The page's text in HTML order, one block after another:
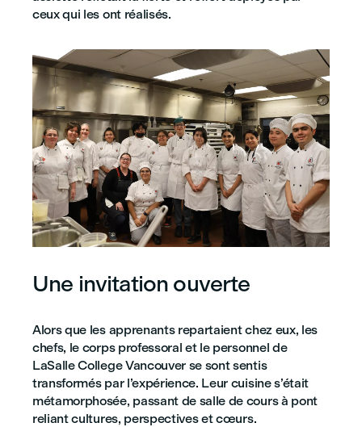
ceux qui les ont réalisés.
Une invitation ouverte
Alors que les apprenants repartaient chez eux, les
chefs, le corps professoral et le personnel de
LaSalle College Vancouver se sont sentis
transformés par l’expérience. Leur cuisine s’était
métamorphosée, passant de salle de cours à pont
reliant cultures, perspectives et cœurs.